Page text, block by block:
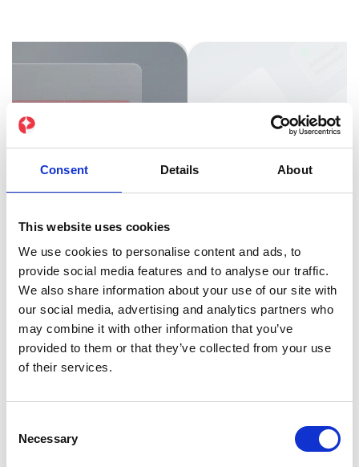
Consent Details About
This website uses cookies
We use cookies to personalise content and ads, to
provide social media features and to analyse our traffic.
We also share information about your use of our site with
our social media, advertising and analytics partners who
may combine it with other information that you’ve
provided to them or that they’ve collected from your use
of their services.
Selection
Necessary